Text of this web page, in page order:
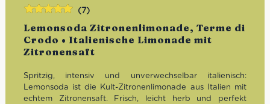
Lemonsoda Zitronenlimonade, Terme di
Crodo • Italienische Limonade mit
Zitronensaft
(7)
Spritzig, intensiv und unverwechselbar italienisch:
Lemonsoda ist die Kult-Zitronenlimonade aus Italien mit
echtem Zitronensaft. Frisch, leicht herb und perfekt
mit5.00von
5